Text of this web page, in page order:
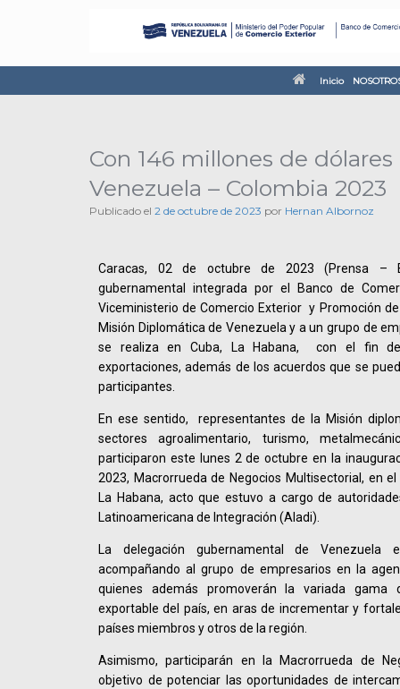
Inicio
Con 146 millones de
Venezuela – Colombia 2023
Publicado el 2 de octubre de 2023 por Hernan Albornoz
Caracas, 02 de octubre de 2023 (Prensa –
gubernamental integrada por el Banco de
Viceministerio de Comercio Exterior y Promoción
Misión Diplomática de Venezuela y a un grupo de
se realiza en Cuba, La Habana, con el fin
exportaciones, además de los acuerdos que se
participantes.
En ese sentido, representantes de la Misión
sectores agroalimentario, turismo,
participaron este lunes 2 de octubre en la
2023, Macrorrueda de Negocios Multisectorial, en
La Habana, acto que estuvo a cargo de
Latinoamericana de Integración (Aladi).
La delegación gubernamental de Venezuela
acompañando al grupo de empresarios en la
quienes además promoverán la variada
exportable del país, en aras de incrementar y
países miembros y otros de la región.
Asimismo, participarán en la Macrorrueda de
objetivo de potenciar las oportunidades de